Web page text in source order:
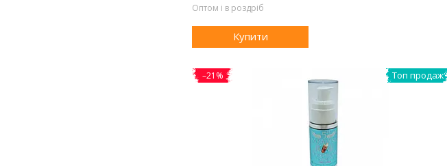
Оптом і в роздріб
Купити
–21% Топ продаж